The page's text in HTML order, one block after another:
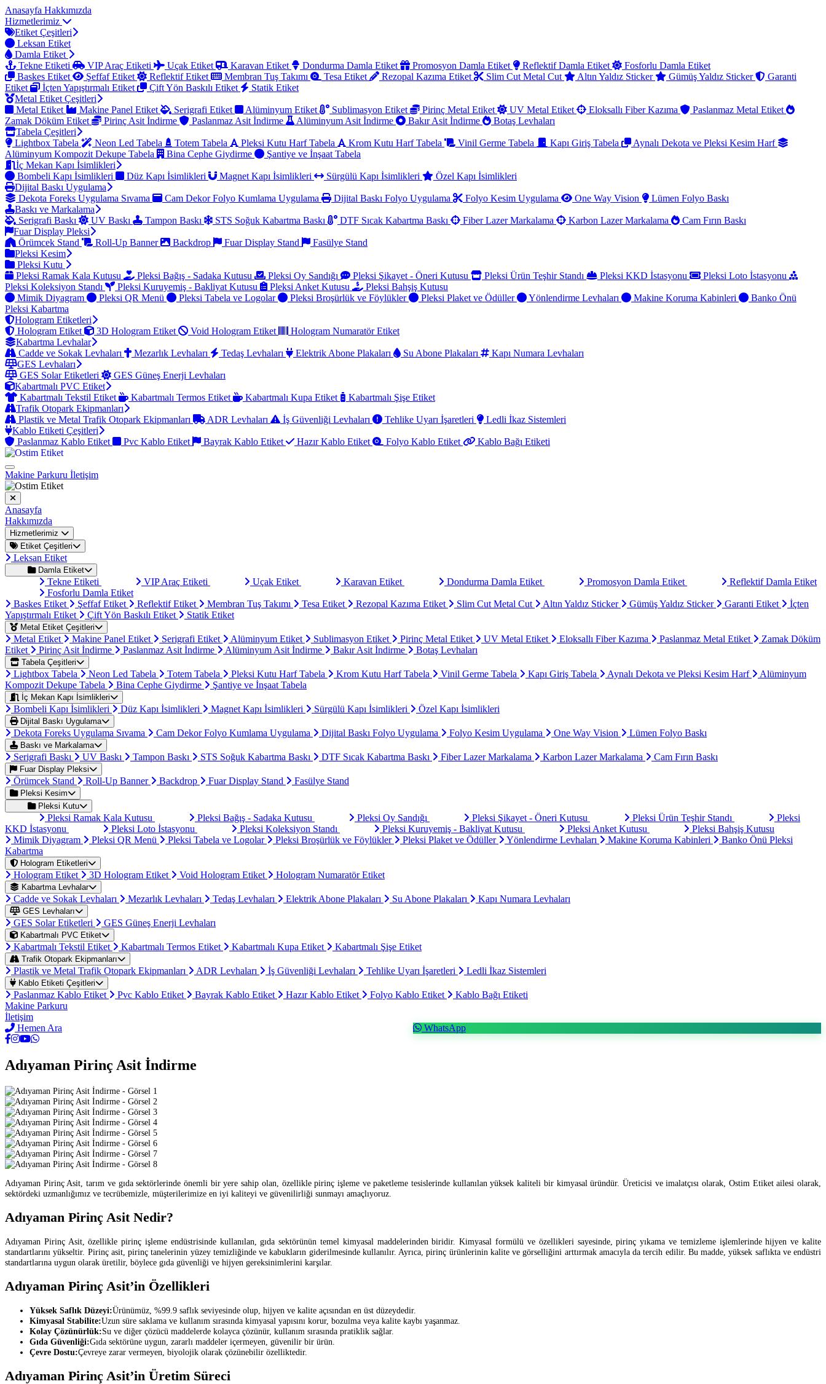
Anasayfa Hakkımızda
Hizmetlerimiz
Etiket Çeşitleri
Leksan Etiket
Damla Etiket
Tekne Etiketi
VIP Araç Etiketi Uçak Etiket Karavan Etiket Dondurma Damla Etiket Promosyon Damla Etiket Reflektif Damla Etiket
Fosforlu Damla Etiket
Baskes Etiket
Şeffaf Etiket Reflektif Etiket Membran Tuş Takımı Tesa Etiket Rezopal Kazıma Etiket Slim Cut Metal Cut Altın Yaldız Sticker Gümüş Yaldız Sticker
Garanti
Etiket
İçten Yapıştırmalı Etiket Çift Yön Baskılı Etiket
Statik Etiket
Metal Etiket Çeşitleri
Metal Etiket
Makine Panel Etiket Serigrafi Etiket Alüminyum Etiket Sublimasyon Etiket Pirinç Metal Etiket UV Metal Etiket Eloksallı Fiber Kazıma
Paslanmaz Metal Etiket
Zamak Döküm Etiket
Pirinç Asit İndirme Paslanmaz Asit İndirme Alüminyum Asit İndirme Bakır Asit İndirme
Botaş Levhaları
Tabela Çeşitleri
Lightbox Tabela
Neon Led Tabela Totem Tabela Pleksi Kutu Harf Tabela Krom Kutu Harf Tabela Vinil Germe Tabela Kapı Giriş Tabela
Aynalı Dekota ve Pleksi Kesim Harf
Alüminyum Kompozit Dekupe Tabela
Bina Cephe Giydirme
Şantiye ve İnşaat Tabela
İç Mekan Kapı İsimlikleri
Bombeli Kapı İsimlikleri
Düz Kapı İsimlikleri Magnet Kapı İsimlikleri Sürgülü Kapı İsimlikleri
Özel Kapı İsimlikleri
Dijital Baskı Uygulama
Dekota Foreks Uygulama Sıvama
Cam Dekor Folyo Kumlama Uygulama Dijital Baskı Folyo Uygulama Folyo Kesim Uygulama One Way Vision
Lümen Folyo Baskı
Baskı ve Markalama
Serigrafi Baskı
UV Baskı Tampon Baskı STS Soğuk Kabartma Baskı DTF Sıcak Kabartma Baskı Fiber Lazer Markalama Karbon Lazer Markalama
Cam Fırın Baskı
Fuar Display Pleksi
Örümcek Stand
Roll-Up Banner Backdrop Fuar Display Stand
Fasülye Stand
Pleksi Kesim
Pleksi Kutu
Pleksi Ramak Kala Kutusu
Pleksi Bağış - Sadaka Kutusu Pleksi Oy Sandığı Pleksi Şikayet - Öneri Kutusu Pleksi Ürün Teşhir Standı Pleksi KKD İstasyonu
Pleksi Loto İstasyonu
Pleksi Koleksiyon Standı
Pleksi Kuruyemiş - Bakliyat Kutusu Pleksi Anket Kutusu
Pleksi Bahşiş Kutusu
Mimik Diyagram
Pleksi QR Menü Pleksi Tabela ve Logolar Pleksi Broşürlük ve Föylükler Pleksi Plaket ve Ödüller Yönlendirme Levhaları Makine Koruma Kabinleri
Banko Önü
Pleksi Kabartma
Hologram Etiketleri
Hologram Etiket
3D Hologram Etiket Void Hologram Etiket
Hologram Numaratör Etiket
Kabartma Levhalar
Cadde ve Sokak Levhaları
Mezarlık Levhaları Tedaş Levhaları Elektrik Abone Plakaları Su Abone Plakaları
Kapı Numara Levhaları
GES Levhaları
GES Solar Etiketleri
GES Güneş Enerji Levhaları
Kabartmalı PVC Etiket
Kabartmalı Tekstil Etiket
Kabartmalı Termos Etiket Kabartmalı Kupa Etiket
Kabartmalı Şişe Etiket
Trafik Otopark Ekipmanları
Plastik ve Metal Trafik Otopark Ekipmanları
ADR Levhaları İş Güvenliği Levhaları Tehlike Uyarı İşaretleri
Ledli İkaz Sistemleri
Kablo Etiketi Çeşitleri
Paslanmaz Kablo Etiket
Pvc Kablo Etiket Bayrak Kablo Etiket Hazır Kablo Etiket Folyo Kablo Etiket Kablo Bağı Etiketi
Makine Parkuru İletişim
Anasayfa
Hakkımızda
Hizmetlerimiz
Etiket Çeşitleri
Leksan Etiket
Damla Etiket
Tekne Etiketi VIP Araç Etiketi Uçak Etiket Karavan Etiket Dondurma Damla Etiket Promosyon Damla Etiket
Reflektif Damla Etiket
Fosforlu Damla Etiket
Baskes Etiket
Şeffaf Etiket Reflektif Etiket Membran Tuş Takımı Tesa Etiket Rezopal Kazıma Etiket Slim Cut Metal Cut Altın Yaldız Sticker Gümüş Yaldız Sticker Garanti Etiket
İçten
Yapıştırmalı Etiket
Çift Yön Baskılı Etiket Statik Etiket
Metal Etiket Çeşitleri
Metal Etiket Makine Panel Etiket Serigrafi Etiket Alüminyum Etiket Sublimasyon Etiket Pirinç Metal Etiket UV Metal Etiket Eloksallı Fiber Kazıma Paslanmaz Metal Etiket
Zamak Döküm
Etiket
Pirinç Asit İndirme Paslanmaz Asit İndirme Alüminyum Asit İndirme Bakır Asit İndirme Botaş Levhaları
Tabela Çeşitleri
Lightbox Tabela Neon Led Tabela Totem Tabela Pleksi Kutu Harf Tabela Krom Kutu Harf Tabela Vinil Germe Tabela Kapı Giriş Tabela Aynalı Dekota ve Pleksi Kesim Harf
Alüminyum
Kompozit Dekupe Tabela
Bina Cephe Giydirme Şantiye ve İnşaat Tabela
İç Mekan Kapı İsimlikleri
Bombeli Kapı İsimlikleri Düz Kapı İsimlikleri Magnet Kapı İsimlikleri Sürgülü Kapı İsimlikleri Özel Kapı İsimlikleri
Dijital Baskı Uygulama
Dekota Foreks Uygulama Sıvama Cam Dekor Folyo Kumlama Uygulama Dijital Baskı Folyo Uygulama Folyo Kesim Uygulama One Way Vision Lümen Folyo Baskı
Baskı ve Markalama
Serigrafi Baskı UV Baskı Tampon Baskı STS Soğuk Kabartma Baskı DTF Sıcak Kabartma Baskı Fiber Lazer Markalama Karbon Lazer Markalama Cam Fırın Baskı
Fuar Display Pleksi
Örümcek Stand Roll-Up Banner Backdrop Fuar Display Stand Fasülye Stand
Pleksi Kesim
Pleksi Kutu
Pleksi Ramak Kala Kutusu Pleksi Bağış - Sadaka Kutusu Pleksi Oy Sandığı Pleksi Şikayet - Öneri Kutusu Pleksi Ürün Teşhir Standı
Pleksi
KKD İstasyonu
Pleksi Loto İstasyonu Pleksi Koleksiyon Standı Pleksi Kuruyemiş - Bakliyat Kutusu Pleksi Anket Kutusu
Pleksi Bahşiş Kutusu
Mimik Diyagram
Pleksi QR Menü Pleksi Tabela ve Logolar Pleksi Broşürlük ve Föylükler Pleksi Plaket ve Ödüller Yönlendirme Levhaları Makine Koruma Kabinleri
Banko Önü Pleksi
Kabartma
Hologram Etiketleri
Hologram Etiket 3D Hologram Etiket Void Hologram Etiket Hologram Numaratör Etiket
Kabartma Levhalar
Cadde ve Sokak Levhaları Mezarlık Levhaları Tedaş Levhaları Elektrik Abone Plakaları Su Abone Plakaları Kapı Numara Levhaları
GES Levhaları
GES Solar Etiketleri GES Güneş Enerji Levhaları
Kabartmalı PVC Etiket
Kabartmalı Tekstil Etiket Kabartmalı Termos Etiket Kabartmalı Kupa Etiket Kabartmalı Şişe Etiket
Trafik Otopark Ekipmanları
Plastik ve Metal Trafik Otopark Ekipmanları ADR Levhaları İş Güvenliği Levhaları Tehlike Uyarı İşaretleri Ledli İkaz Sistemleri
Kablo Etiketi Çeşitleri
Paslanmaz Kablo Etiket Pvc Kablo Etiket Bayrak Kablo Etiket Hazır Kablo Etiket Folyo Kablo Etiket
Kablo Bağı Etiketi
Makine Parkuru
İletişim
Hemen Ara
WhatsApp
Adıyaman Pirinç Asit İndirme
Adıyaman Pirinç Asit, tarım ve gıda sektörlerinde önemli bir yere sahip olan, özellikle pirinç işleme ve paketleme tesislerinde kullanılan yüksek kaliteli bir kimyasal üründür. Üreticisi ve imalatçısı olarak, Ostim Etiket ailesi olarak,
sektördeki uzmanlığımız ve tecrübemizle, müşterilerimize en iyi kaliteyi ve güvenilirliği sunmayı amaçlıyoruz.
Adıyaman Pirinç Asit Nedir?
Adıyaman Pirinç Asit, özellikle pirinç işleme endüstrisinde kullanılan, gıda sektörünün temel kimyasal maddelerinden biridir. Kimyasal formülü ve özellikleri sayesinde, pirinç yıkama ve temizleme işlemlerinde hijyen ve kalite
standartlarını yükseltir. Pirinç asit, pirinç tanelerinin yüzey temizliğinde ve kabukların giderilmesinde kullanılır. Ayrıca, pirinç ürünlerinin kalite ve görselliğini arttırmak amacıyla da tercih edilir. Bu madde, yüksek saflıkta ve endüstri
standartlarına uygun olarak üretilir, böylece gıda güvenliği ve hijyen gereksinimlerini karşılar.
Adıyaman Pirinç Asit’in Özellikleri
Yüksek Saflık Düzeyi:Ürünümüz, %99.9 saflık seviyesinde olup, hijyen ve kalite açısından en üst düzeydedir.
Kimyasal Stabilite:Uzun süre saklama ve kullanım sırasında kimyasal yapısını korur, bozulma veya kalite kaybı yaşanmaz.
Kolay Çözünürlük:Su ve diğer çözücü maddelerde kolayca çözünür, kullanım sırasında pratiklik sağlar.
Gıda Güvenliği:Gıda sektörüne uygun, zararlı maddeler içermeyen, güvenilir bir ürün.
Çevre Dostu:Çevreye zarar vermeyen, biyolojik olarak çözünebilir özelliktedir.
Adıyaman Pirinç Asit’in Üretim Süreci